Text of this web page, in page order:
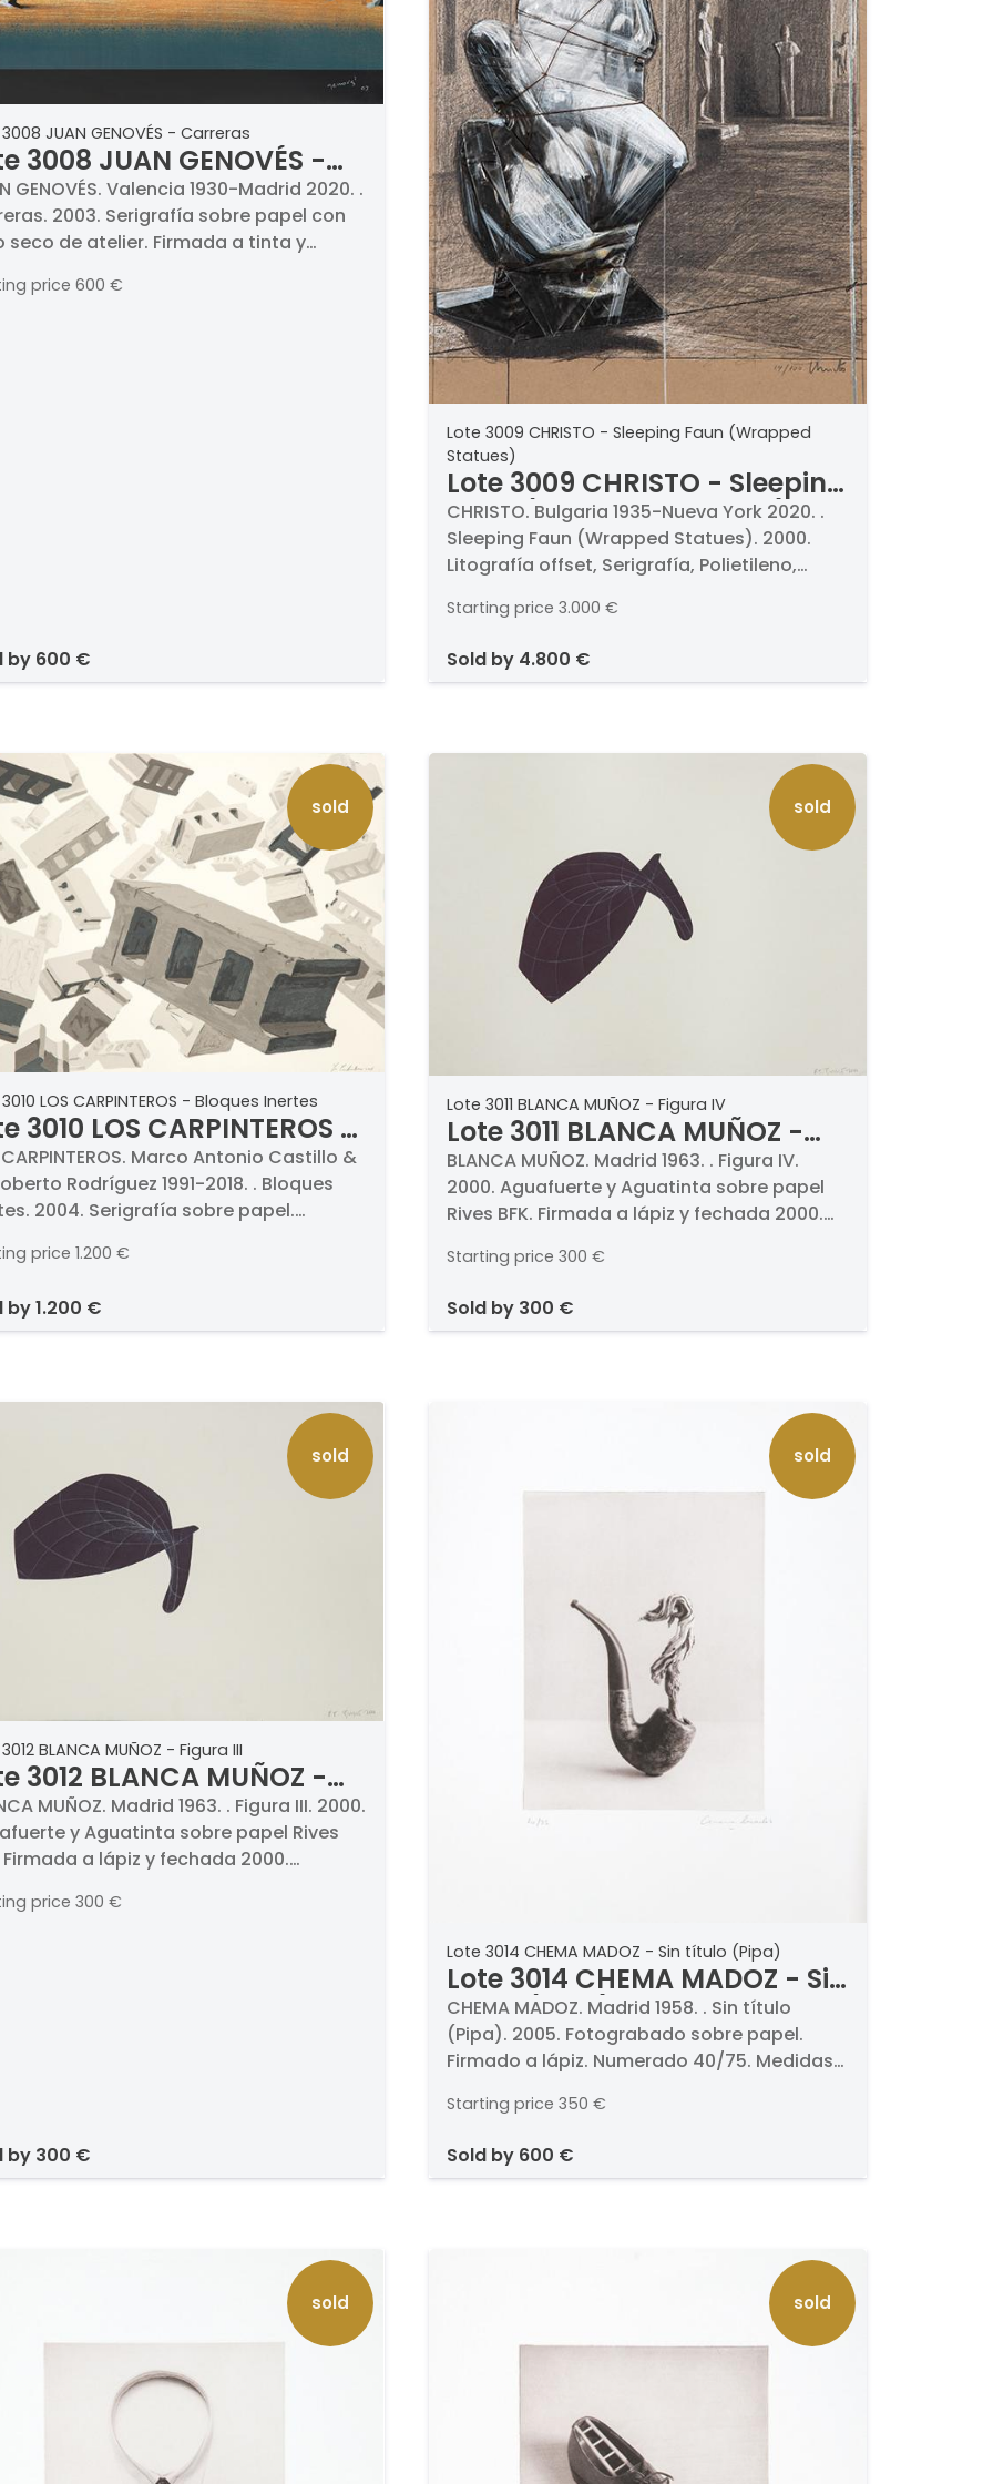
JUAN GENOVÉS - Carreras
3008 JUAN GENOVÉS -
GENOVÉS. Valencia 1930-Madrid 2020. .
2003. Serigrafía sobre papel con
seco de atelier. Firmada a tinta y
70 x 100 cm. Estampa Fuera de
price 600 €
by 600 €
Lote 3009 CHRISTO - Sleeping Faun (Wrapped
Statues)
Lote 3009 CHRISTO - Sleeping
Faun (Wrapped Statues)
CHRISTO. Bulgaria 1935-Nueva York 2020. .
Sleeping Faun (Wrapped Statues). 2000.
Litografía offset, Serigrafía, Polietileno,
lápiz. Numerado 14/100. Medidas 81 x 58 cm
Starting price 3.000 €
sold by 4.800 €
sold
LOS CARPINTEROS - Bloques Inertes
3010 LOS CARPINTEROS -
Inertes
CARPINTEROS. Marco Antonio Castillo &
Rodríguez 1991-2018. . Bloques
2004. Serigrafía sobre papel.
Medidas 76 x 106 cm
price 1.200 €
by1.200 €
sold
Lote 3011 BLANCA MUÑOZ - Figura IV
Lote 3011 BLANCA MUÑOZ -
Figura IV
BLANCA MUÑOZ. Madrid 1963. . Figura IV.
2000. Aguafuerte y Aguatinta sobre papel
Rives BFK. Firmada a lápiz y fechada 2000.
Medidas 56 x 76 cm
Starting price 300 €
sold by 300 €
sold
BLANCA MUÑOZ - Figura III
3012 BLANCA MUÑOZ -
III
MUÑOZ. Madrid 1963. . Figura III. 2000.
y Aguatinta sobre papel Rives
Firmada a lápiz y fechada 2000.
56 x 76 cm
price 300 €
by 300 €
sold
Lote 3014 CHEMA MADOZ - Sin título (Pipa)
Lote 3014 CHEMA MADOZ - Sin
título (Pipa)
CHEMA MADOZ. Madrid 1958. . Sin título
(Pipa). 2005. Fotograbado sobre papel.
Firmado a lápiz. Numerado 40/75. Medidas
Starting price 350 €
sold by 600 €
sold sold